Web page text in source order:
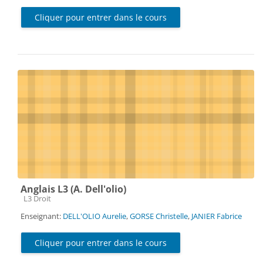
Cliquer pour entrer dans le cours
Anglais L3 (A. Dell'olio)
Catégorie de cours
L3 Droit
Enseignant: DELL'OLIO Aurelie,GORSE Christelle, JANIER Fabrice
Cliquer pour entrer dans le cours